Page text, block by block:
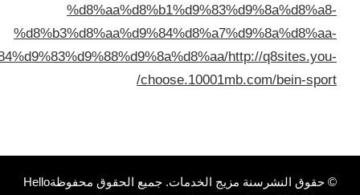
. جميع الحقوق محفوظةHello